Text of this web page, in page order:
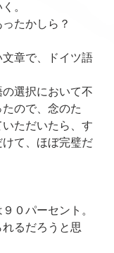
。
たかしら？
章で、ドイツ語
選択において不
ので、念のた
ただいたら、す
て、ほぼ完璧だ
０パーセント。
るだろうと思